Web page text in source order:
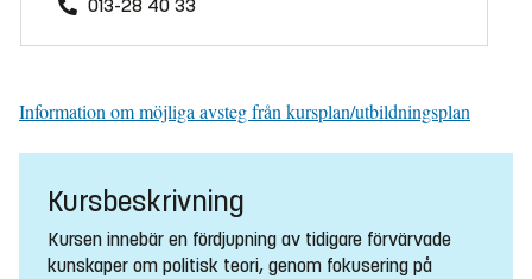
013-28 40 33
Information om möjliga avsteg från kursplan/utbildningsplan
Kursbeskrivning
Kursen innebär en fördjupning av tidigare förvärvade
kunskaper om politisk teori, genom fokusering på